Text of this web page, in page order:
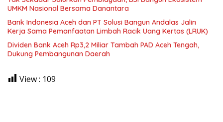
UMKM Nasional Bersama Danantara
Bank Indonesia Aceh dan PT Solusi Bangun Andalas Jalin
Kerja Sama Pemanfaatan Limbah Racik Uang Kertas (LRUK)
Dividen Bank Aceh Rp3,2 Miliar Tambah PAD Aceh Tengah,
Dukung Pembangunan Daerah
View : 109